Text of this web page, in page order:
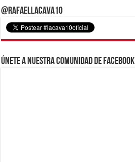
@RafaelLacava10
Únete a nuestra comunidad de Facebook